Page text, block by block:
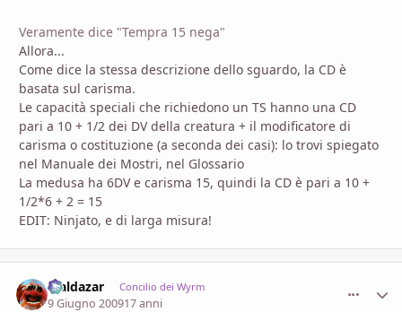
Veramente dice "Tempra 15 nega"
Allora...
Come dice la stessa descrizione dello sguardo, la CD è
basata sul carisma.
Le capacità speciali che richiedono un TS hanno una CD
pari a 10 + 1/2 dei DV della creatura + il modificatore di
carisma o costituzione (a seconda dei casi): lo trovi spiegato
nel Manuale dei Mostri, nel Glossario
La medusa ha 6DV e carisma 15, quindi la CD è pari a 10 +
1/2*6 + 2 = 15
EDIT: Ninjato, e di larga misura!
Maldazar Concilio dei Wyrm
9 Giugno 200917 anni